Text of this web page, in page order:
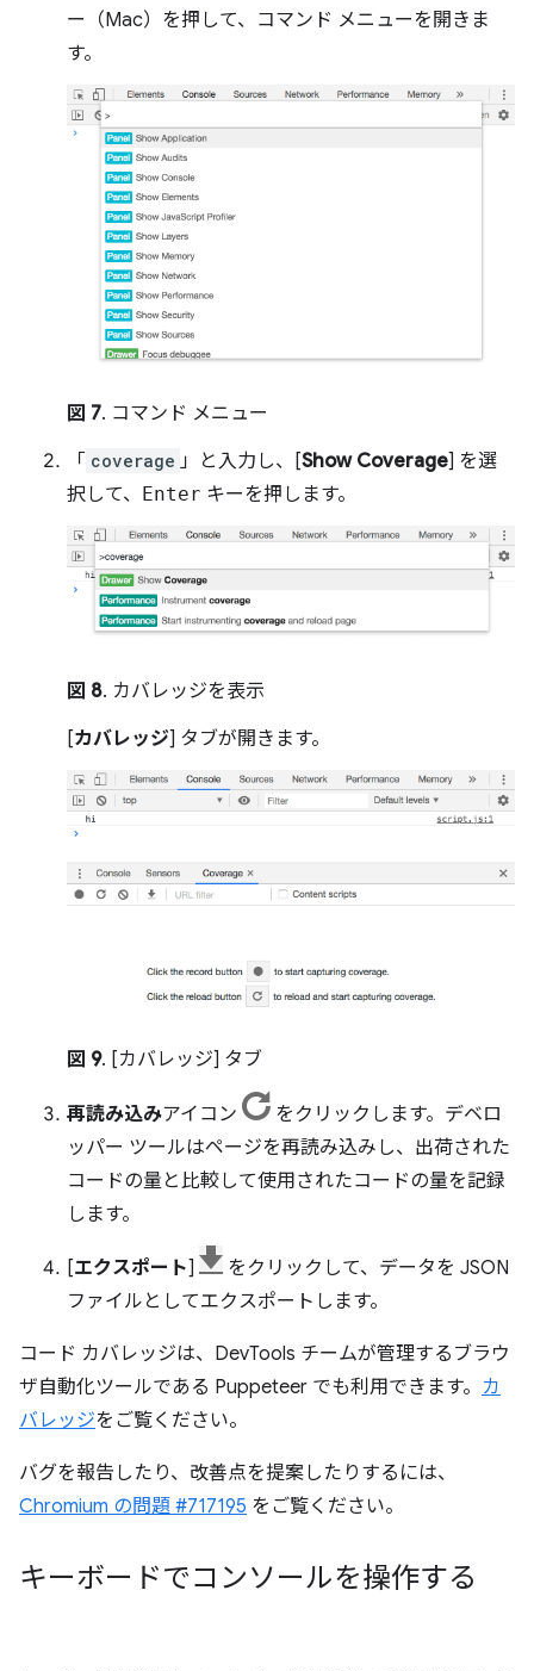
ー（Mac）を押して、コマンド メニューを開きま
す。
図 7. コマンド メニュー
「 coverage 」と入力し、[Show Coverage] を選
択して、 Enter キーを押します。
図 8. カバレッジを表示
[カバレッジ] タブが開きます。
図 9. [カバレッジ] タブ
再読み込みアイコン
をクリックします。デベロ
ッパー ツールはページを再読み込みし、出荷された
コードの量と比較して使用されたコードの量を記録
します。
[エクスポート]
をクリックして、データを JSON
ファイルとしてエクスポートします。
コード カバレッジは、DevTools チームが管理するブラウ
ザ自動化ツールである Puppeteer でも利用できます。 カ
バレッジをご覧ください。
バグを報告したり、改善点を提案したりするには、
Chromium の問題 #717195 をご覧ください。
キーボードでコンソールを操作する